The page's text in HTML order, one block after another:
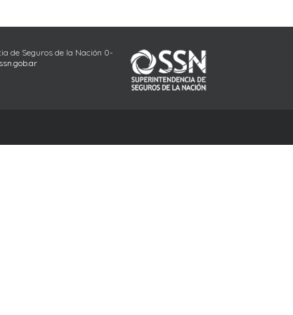
de Seguros de la Nación 0-